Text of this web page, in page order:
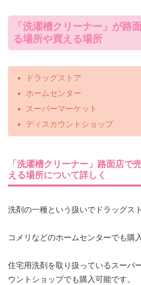
「洗濯槽クリーナー」が路
る場所や買える場所
ドラッグストア
ホームセンター
スーパーマーケット
ディスカウントショップ
「洗濯槽クリーナー」路面店で
える場所について詳しく
洗剤の一種という扱いでドラッグス
コメリなどのホームセンターでも購
住宅用洗剤を取り扱っているスーパ
ウントショップでも購入可能です。